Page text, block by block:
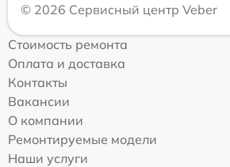
© 2026 Сервисный центр Veber
Стоимость ремонта
Оплата и доставка
Контакты
Вакансии
О компании
Ремонтируемые модели
Наши услуги